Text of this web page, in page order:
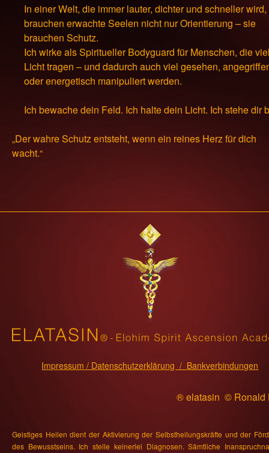
In einer Welt, die immer lauter, dichter und schneller wird,
brauchen erwachte Seelen nicht nur Orientierung – sie
brauchen Schutz.
Ich wirke als Spiritueller Bodyguard für Menschen, die
Licht tragen – und dadurch auch viel gesehen,
oder energetisch manipuliert werden.
Ich bewache dein Feld. Ich halte dein Licht. Ich stehe dir
„Der wahre Schutz entsteht, wenn ein reines Herz für dich
wacht.“
® elatasin © Ronald
Geistiges Heilen dient der Aktivierung der Selbstheilungskräfte und der
des Bewusstseins. Ich stelle keinerlei Diagnosen. Sämtliche
Impressum / Datenschutzerklärung / Bankverbindungen